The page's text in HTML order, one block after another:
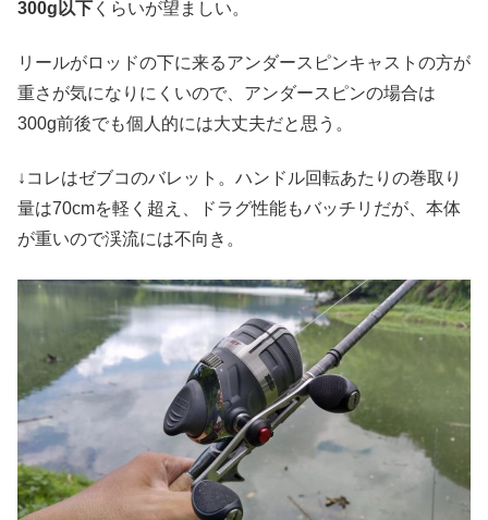
300g以下 くらいが望ましい。
リールがロッドの下に来るアンダースピンキャストの方が
重さが気になりにくいので、アンダースピンの場合は
300g前後でも個人的には大丈夫だと思う。
↓コレはゼブコのバレット。ハンドル回転あたりの巻取り
量は70cmを軽く超え、ドラグ性能もバッチリだが、本体
が重いので渓流には不向き。